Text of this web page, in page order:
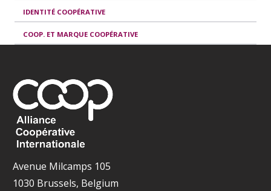
IDENTITÉ COOPÉRATIVE
COOP. ET MARQUE COOPÉRATIVE
Avenue Milcamps 105
1030 Brussels, Belgium